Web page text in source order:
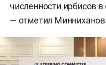
численности ирбисов
— отметил